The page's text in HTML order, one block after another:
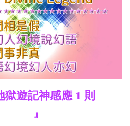
救
世
主
獄遊記神感應 1 則
』